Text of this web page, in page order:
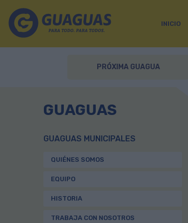
INICIO
PRÓXIMA GUAGUA
GUAGUAS
GUAGUAS MUNICIPALES
QUIÉNES SOMOS
EQUIPO
HISTORIA
TRABAJA CON NOSOTROS